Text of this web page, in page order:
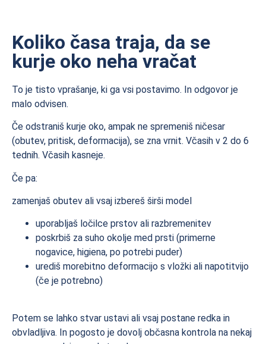
Koliko časa traja, da se
kurje oko neha vračat
To je tisto vprašanje, ki ga vsi postavimo. In odgovor je
malo odvisen.
Če odstraniš kurje oko, ampak ne spremeniš ničesar
(obutev, pritisk, deformacija), se zna vrnit. Včasih v 2 do 6
tednih. Včasih kasneje.
Če pa:
zamenjaš obutev ali vsaj izbereš širši model
uporabljaš ločilce prstov ali razbremenitev
poskrbiš za suho okolje med prsti (primerne
nogavice, higiena, po potrebi puder)
urediš morebitno deformacijo s vložki ali napotitvijo
(če je potrebno)
Potem se lahko stvar ustavi ali vsaj postane redka in
obvladljiva. In pogosto je dovolj občasna kontrola na nekaj